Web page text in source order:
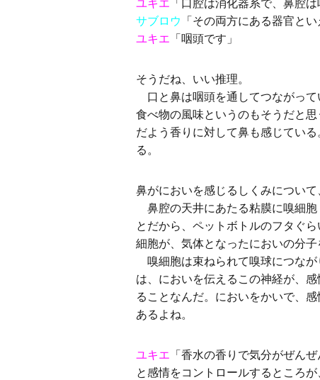
サブロウ 「その両方にある器官とい
ユキエ 「咽頭です」
そうだね、いい推理。
口と鼻は咽頭を通してつながって
食べ物の風味というのもそうだと
だよう香りに対して鼻も感じてい
る。
鼻がにおいを感じるしくみについて
鼻腔の天井にあたる粘膜に嗅細胞
とだから、ペットボトルのフタぐ
細胞が、気体となったにおいの分子
嗅細胞は束ねられて嗅球につな
は、においを伝えるこの神経が、
ることなんだ。においをかいで、
あるよね。
ユキエ 「香水の香りで気分がぜん
と感情をコントロールするところ